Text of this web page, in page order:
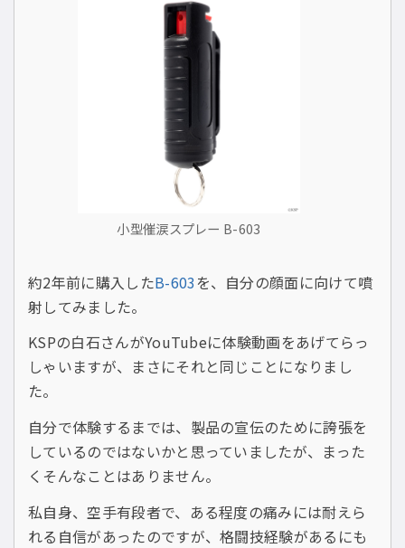
小型催涙スプレー B-603
約2年前に購入したB-603を、自分の顔面に向けて噴
射してみました。
KSPの白石さんがYouTubeに体験動画をあげてらっ
しゃいますが、まさにそれと同じことになりまし
た。
自分で体験するまでは、製品の宣伝のために誇張を
しているのではないかと思っていましたが、まった
くそんなことはありません。
私自身、空手有段者で、ある程度の痛みには耐えら
れる自信があったのですが、格闘技経験があるにも